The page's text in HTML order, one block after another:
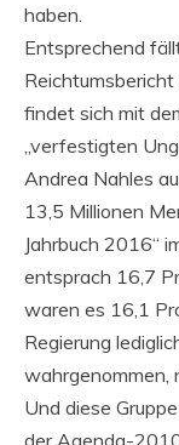
haben.
Entsprechend
findet sich mit
„verfestigten
Andrea Nahles
13,5 Millionen
Jahrbuch 2016“
entsprach 16,7
waren es 16,1
Regierung
wahrgenommen,
Und diese
der Agenda-